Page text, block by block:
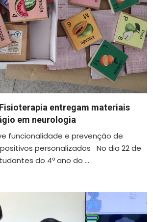
entregam materiais
em neurologia
funcionalidade e prevenção de
personalizados No dia 22 de
do 4º ano do ...